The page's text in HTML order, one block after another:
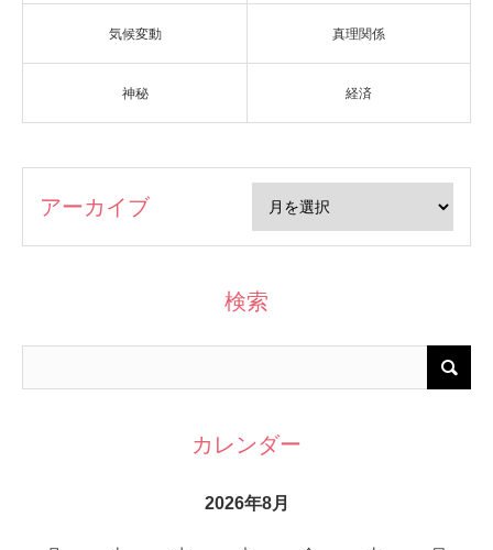
気候変動 真理関係
神秘 経済
アーカイブ
検索
カレンダー
2026年8月